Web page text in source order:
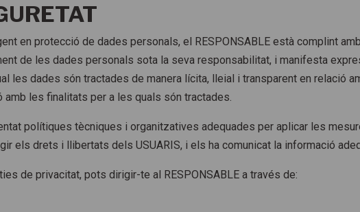
en protecció de dades personals, el RESPONSABLE està complint
de les dades personals sota la seva responsabilitat, i manifesta
les dades són tractades de manera lícita, lleial i transparent en relació
les finalitats per a les quals són tractades.
polítiques tècniques i organitzatives adequades per aplicar les
els drets i llibertats dels USUARIS, i els ha comunicat la informació
de privacitat, pots dirigir-te al RESPONSABLE a través de: